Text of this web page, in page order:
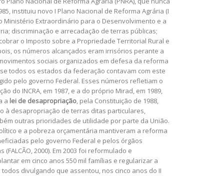
instituiu novo I Plano Nacional de Reforma Agrária (I
Ministério Extraordinário para o Desenvolvimento e a
discriminação e arrecadação de terras públicas;
o Imposto sobre a Propriedade Territorial Rural e
os números alcançados eram irrisórios perante a
sociais organizados em defesa da reforma
todos os estados da federação contavam com este
pelo governo Federal. Esses números refletiam o
do INCRA, em 1987, e a do próprio Mirad, em 1989,
a lei de desapropriação, pela Constituição de 1988,
à desapropriação de terras ditas particulares,
outras prioridades de utilidade por parte da União.
e a pobreza orçamentária mantiveram a reforma
pelo governo Federal e pelos órgãos
2000). Em 2003 foi reformulado e
em cinco anos 550 mil famílias e regularizar a
divulgando que assentou, nos cinco anos do II